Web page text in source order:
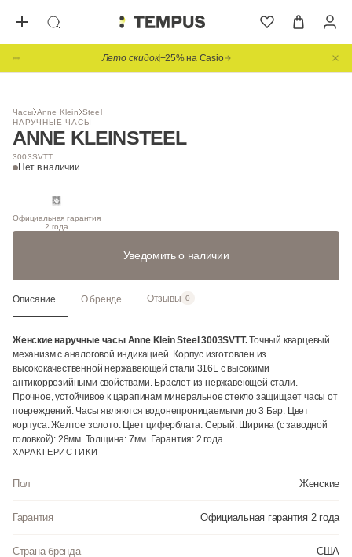
Лето скидок−25% на Casio
Часы Anne Klein Steel
НАРУЧНЫЕ ЧАСЫ
ANNE KLEINSTEEL
3003SVTT
Нет в наличии
1/ 3
Официальная гарантия
2 года
Уведомить о наличии
Описание О бренде Отзывы 0
Женские наручные часы Anne Klein Steel 3003SVTT.Точный кварцевый
механизм с аналоговой индикацией. Корпус изготовлен из
высококачественной нержавеющей стали 316L с высокими
антикоррозийными свойствами. Браслет из нержавеющей стали.
Прочное, устойчивое к царапинам минеральное стекло защищает часы от
повреждений. Часы являются водонепроницаемыми до 3 Бар. Цвет
корпуса: Желтое золото. Цвет циферблата: Серый. Ширина (с заводной
головкой): 28мм. Толщина: 7мм. Гарантия: 2 года.
ХАРАКТЕРИСТИКИ
Пол Женские
Гарантия Официальная гарантия 2 года
Страна бренда США